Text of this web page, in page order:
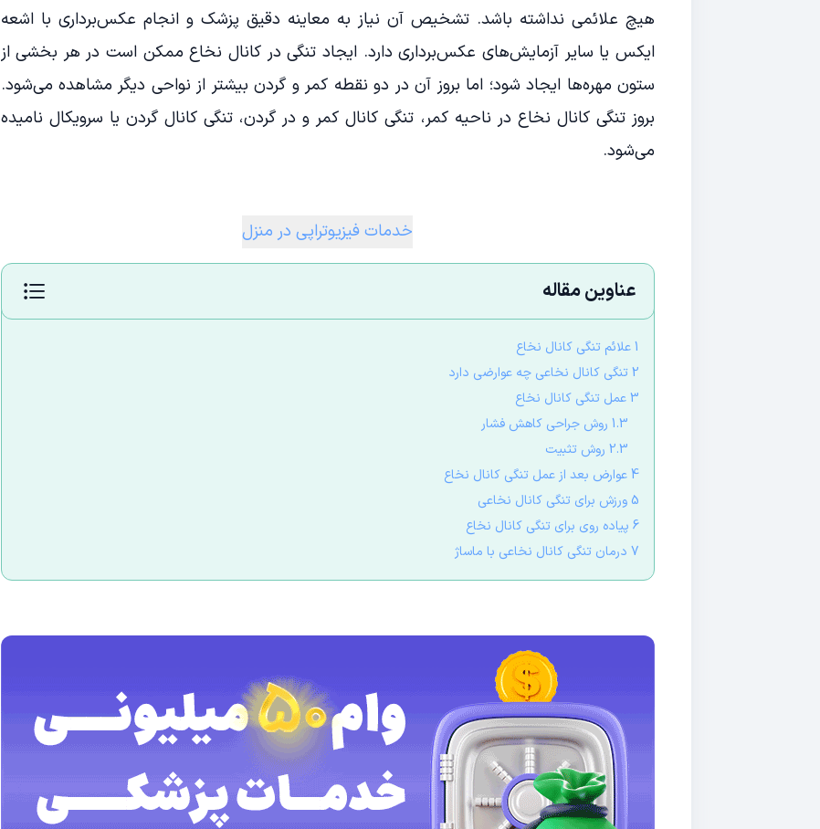
هیچ علائمی نداشته باشد. تشخیص آن نیاز به معاینه دقیق پزشک و انجام عکس‌برداری با‌ اشعه
ایکس یا سایر آزمایش‌های عکس‌برداری دارد. ایجاد تنگی در کانال نخاع ممکن است در هر بخشی از
ستون مهره‌ها ایجاد شود؛ اما بروز آن در دو نقطه کمر و گردن بیشتر از نواحی دیگر مشاهده می‌شود.
بروز تنگی کانال نخاع در ناحیه کمر، تنگی کانال کمر و در گردن، تنگی کانال گردن یا سرویکال نامیده
می‌شود.
خدمات فیزیوتراپی در منزل
عناوین مقاله
1 علائم تنگی کانال نخاع
2 تنگی کانال نخاعی چه عوارضی دارد
3 عمل تنگی کانال نخاع
1.3 روش جراحی کاهش فشار
2.3 روش تثبیت
4 عوارض بعد از عمل تنگی کانال نخاع
5 ورزش برای تنگی کانال نخاعی
6 پیاده روی برای تنگی کانال نخاع
7 درمان تنگی کانال نخاعی با ماساژ